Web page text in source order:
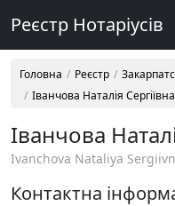
Реєстр Нотаріусів
Головна Реєстр
Іванчова Наталія Сергіївна
Іванчова
Ivanchova Nataliya
Контактна